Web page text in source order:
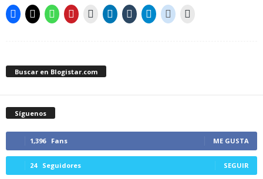
Buscar en Blogistar.com
Síguenos
1,396 Fans ME GUSTA
24 Seguidores SEGUIR